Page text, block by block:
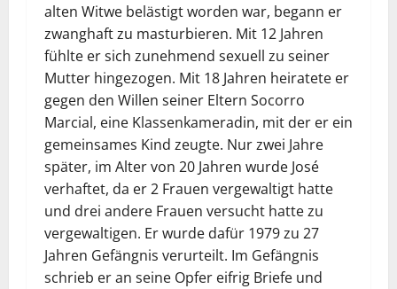
alten Witwe belästigt worden war, begann er
zwanghaft zu masturbieren. Mit 12 Jahren
fühlte er sich zunehmend sexuell zu seiner
Mutter hingezogen. Mit 18 Jahren heiratete er
gegen den Willen seiner Eltern Socorro
Marcial, eine Klassenkameradin, mit der er ein
gemeinsames Kind zeugte. Nur zwei Jahre
später, im Alter von 20 Jahren wurde José
verhaftet, da er 2 Frauen vergewaltigt hatte
und drei andere Frauen versucht hatte zu
vergewaltigen. Er wurde dafür 1979 zu 27
Jahren Gefängnis verurteilt. Im Gefängnis
schrieb er an seine Opfer eifrig Briefe und